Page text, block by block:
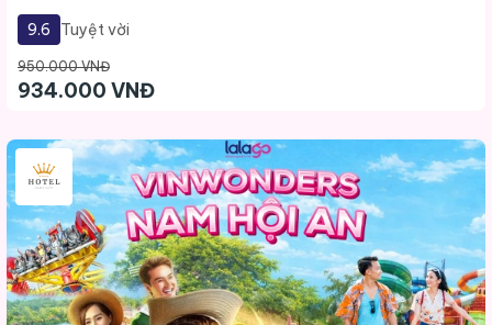
9.6 Tuyệt vời
950.000 VNĐ
934.000 VNĐ